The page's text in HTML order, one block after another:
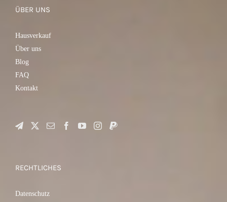
ÜBER UNS
Hausverkauf
Über uns
Blog
FAQ
Kontakt
RECHTLICHES
Datenschutz